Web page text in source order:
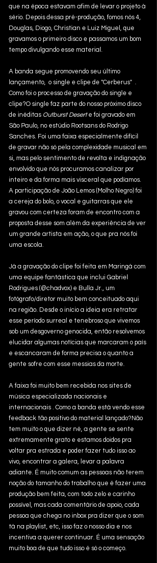
que na época estavam afim de levar o projeto à
sério. Depois dessa pré-produção, fomos nós 4,
Douglas, Diogo, Christian e Luiz Miguel, que
gravamos o primeiro disco e passamos um bom
tempo divulgando esse material.
A banda segue promovendo seu último
lançamento,  o single e clipe de "Cerberus"  .
Como foi o processo de gravação do single e
clipe?O single faz parte do nosso próximo disco
de inéditas Outburst Desert e foi gravado em
São Paulo, no estúdio Rootsans do Rodrigo
Sanches. Foi uma faixa especialmente difícil
de gravar não só pela complexidade musical em
si, mas pelo sentimento de revolta e indignação
envolvido que nós procuramos canalizar por
inteiro e da forma mais visceral que podíamos.
A participação de João Lemos (Molho Negro) foi
a cereja do bolo, o vocal e guitarras que ele
gravou com certeza foram de encontro com a
proposta desse som além da experiência de ver
um grande artista em ação, o que pra nós foi
uma escola.
Já a gravação do clipe foi feita em Maringá com
uma equipe fantástica que inclui Gabriel
Rodrigues (@chadvox) e Bulla Jr., um
fotógrafo/diretor muito bem conceituado aqui
na região. Desde o início a ideia era retratar
esse período surreal e tenebroso que vivemos
sob um desgoverno genocida, então resolvemos
elucidar algumas notícias que marcaram o país
e escancaram de forma precisa o quanto a
gente sofre com esse messias da morte.
A faixa foi muito bem recebida nos sites de
música especializada nacionais e
internacionais . Como a banda está vendo esse
feedback tão positivo do material lançado?Não
tem muito o que dizer né, a gente se sente
extremamente grato e estamos doidos pra
voltar pra estrada e poder fazer tudo isso ao
vivo, encontrar a galera, levar a palavra
adiante. É muito comum as pessoas não terem
noção do tamanho do trabalho que é fazer uma
produção bem feita, com todo zelo e carinho
possível, mas cada comentário de apoio, cada
pessoa que chega no inbox pra dizer que o som
tá na playlist, etc, isso faz o nosso dia e nos
incentiva a querer continuar. É uma sensação
muito boa de que tudo isso é só o começo.